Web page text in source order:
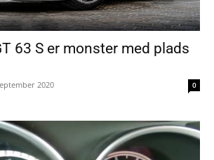
63 S er monster med plads
2020 0